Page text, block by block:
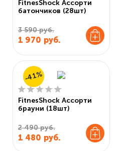
FitnesShock Ассорти
батончиков (28шт)
3 590 руб.
1 970 руб.
FitnesShock Ассорти
брауни (18шт)
2 490 руб.
1 480 руб.
-41%